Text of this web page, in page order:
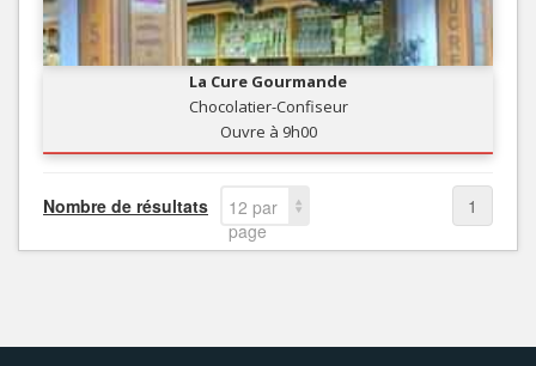
La Cure Gourmande
Chocolatier-Confiseur
Ouvre à 9h00
Nombre de résultats
12 par
page
1